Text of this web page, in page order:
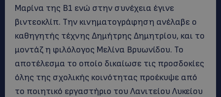
Μαρίνα της Β1 ενώ στην συνέχεια έγινε
βιντεοκλίπ. Την κινηματογράφηση ανέλαβε ο
καθηγητής τέχνης Δημήτρης Δημητρίου, και το
μοντάζ η φιλόλογος Μελίνα Βρυωνίδου. Το
αποτέλεσμα το οποίο δικαίωσε τις προσδοκίες
όλης της σχολικής κοινότητας προέκυψε από
το ποιητικό εργαστήριο του Λανιτείου Λυκείου